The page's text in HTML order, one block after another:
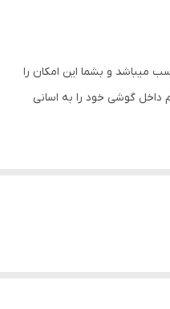
میباشد و بشما این امکان را
داخل گوشی خود را به اسانی